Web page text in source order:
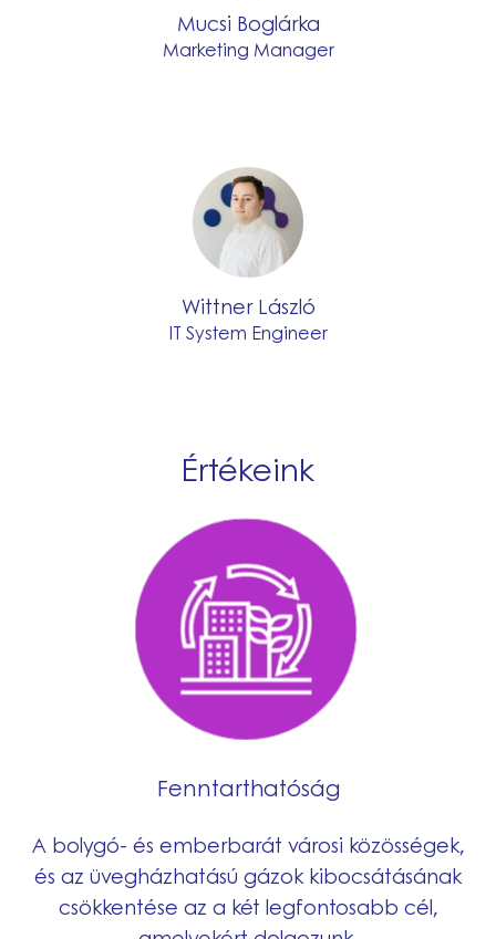
Mucsi Boglárka
Marketing Manager
Wittner László
IT System Engineer
Értékeink
Fenntarthatóság
A bolygó- és emberbarát városi közösségek,
és az üvegházhatású gázok kibocsátásának
csökkentése az a két legfontosabb cél,